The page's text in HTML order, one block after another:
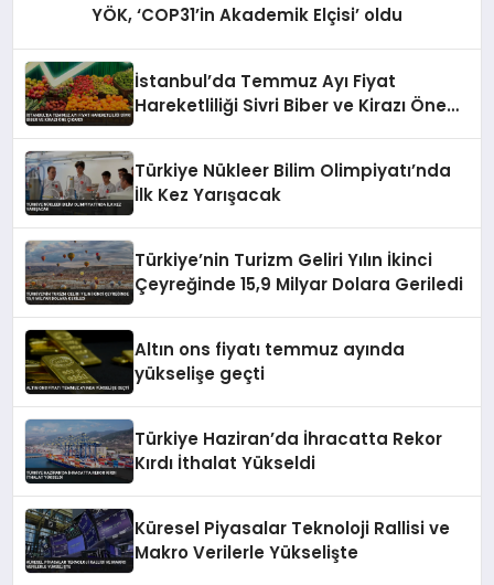
YÖK, ‘COP31’in Akademik Elçisi’ oldu
İstanbul’da Temmuz Ayı Fiyat
Hareketliliği Sivri Biber ve Kirazı Öne
Türkiye Nükleer Bilim Olimpiyatı’nda
İlk Kez Yarışacak
Türkiye’nin Turizm Geliri Yılın İkinci
Çeyreğinde 15,9 Milyar Dolara Geriledi
Altın ons fiyatı temmuz ayında
yükselişe geçti
Türkiye Haziran’da İhracatta Rekor
Kırdı İthalat Yükseldi
Küresel Piyasalar Teknoloji Rallisi ve
Makro Verilerle Yükselişte